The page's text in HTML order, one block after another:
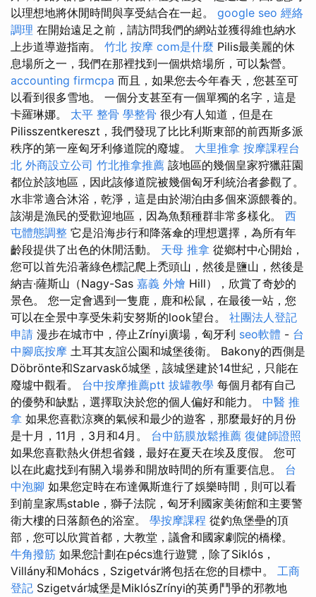
以理想地將休閒時間與享受結合在一起。 google seo 經絡
調理 在開始遠足之前，請訪問我們的網站並獲得維也納水
上步道導遊指南。 竹北 按摩 com是什麼 Pilis最美麗的休
息場所之一，我們在那裡找到一個烘焙場所，可以紮營。
accounting firmcpa 而且，如果您去今年春天，您甚至可
以看到很多雪地。 一個分支甚至有一個單獨的名字，這是
卡羅琳娜。 太平 整骨 學整骨 很少有人知道，但是在
Pilisszentkereszt，我們發現了比比利斯東部的前西斯多派
秩序的第一座匈牙利修道院的廢墟。 大里推拿 按摩課程台
北 外商設立公司 竹北推拿推薦 該地區的幾個皇家狩獵莊園
都位於該地區，因此該修道院被幾個匈牙利統治者參觀了。
水非常適合沐浴，乾淨，這是由於湖泊由多個來源餵養的。
該湖是漁民的受歡迎地區，因為魚類種群非常多樣化。 西
屯體態調整 它是沿海步行和降落傘的理想選擇，為所有年
齡段提供了出色的休閒活動。 天母 推拿 從鄉村中心開始，
您可以首先沿著綠色標記爬上禿頭山，然後是鹽山，然後是
納吉·薩斯山（Nagy-Sas 嘉義 外燴 Hill），欣賞了奇妙的
景色。 您一定會遇到一隻鹿，鹿和松鼠，在最後一站，您
可以在全景中享受朱莉安努斯的look望台。 社團法人登記
申請 漫步在城市中，停止Zrínyi廣場，匈牙利 seo軟體 - 台
中腳底按摩 土耳其友誼公園和城堡後衛。 Bakony的西側是
Döbrönte和Szarvaskő城堡，該城堡建於14世紀，只能在
廢墟中觀看。 台中按摩推薦ptt 拔罐教學 每個月都有自己
的優勢和缺點，選擇取決於您的個人偏好和能力。 中醫 推
拿 如果您喜歡涼爽的氣候和最少的遊客，那麼最好的月份
是十月，11月，3月和4月。 台中筋膜放鬆推薦 復健師證照
如果您喜歡熱火併想省錢，最好在夏天在埃及度假。 您可
以在此處找到有關入場券和開放時間的所有重要信息。 台
中泡腳 如果您定時在布達佩斯進行了娛樂時間，則可以看
到前皇家馬stable，獅子法院，匈牙利國家美術館和主要警
衛大樓的日落顏色的浴室。 學按摩課程 從釣魚堡壘的頂
部，您可以欣賞首都，大教堂，議會和國家劇院的橋樑。
牛角撥筋 如果您計劃在pécs進行遊覽，除了Siklós，
Villány和Mohács，Szigetvár將包括在您的目標中。 工商
登記 Szigetvár城堡是MiklósZrínyi的英勇鬥爭的邪教地